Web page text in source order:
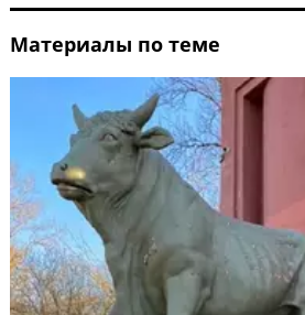
Материалы по теме